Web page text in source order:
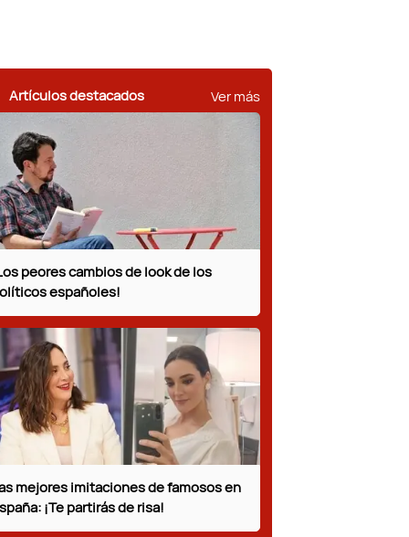
Artículos destacados Ver más
peores cambios de look de los
españoles!
mejores imitaciones de famosos en
¡Te partirás de risa!